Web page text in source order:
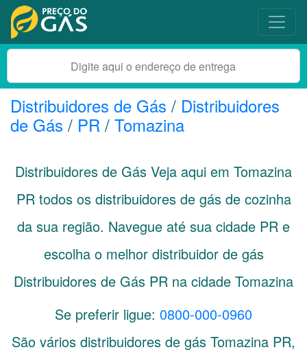
Distribuidores de Gás / Distribuidores
de Gás / PR / Tomazina
Distribuidores de Gás Veja aqui em Tomazina
PRtodos os distribuidores de gás de cozinha
da sua região. Navegue até sua cidade PR e
escolha o melhor distribuidor de gás
Distribuidores de Gás PR na cidade Tomazina
Se preferir ligue: 0800-000-0960
São vários distribuidores de gás Tomazina PR,